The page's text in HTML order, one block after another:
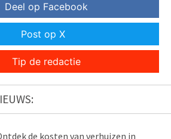
Deel op Facebook
Post op X
Tip de redactie
de kosten van verhuizen in